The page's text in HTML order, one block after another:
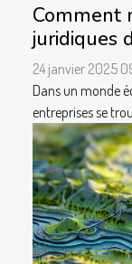
Comment
juridiques
24 janvier 2025
Dans un monde
entreprises se